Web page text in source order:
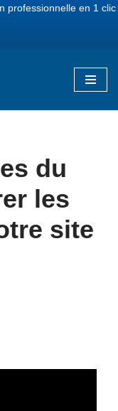
professionnelle en 1 clic
du
les
site